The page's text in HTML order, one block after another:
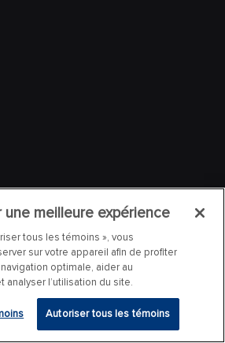
une meilleure expérience
tous les témoins », vous
sur votre appareil afin de profiter
optimale, aider au
analyser l’utilisation du site.
Autoriser tous les témoins